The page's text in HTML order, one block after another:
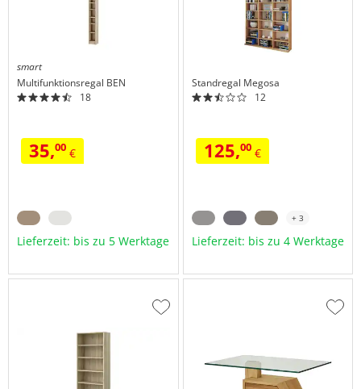
smart
Multifunktionsregal BEN
18
35,00 €
Lieferzeit: bis zu 5 Werktage
Standregal Megosa
12
125,00€
+ 3
Lieferzeit: bis zu 4 Werktage
Zur
Zur